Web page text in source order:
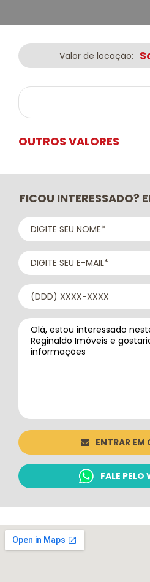
Valor de locação:
OUTROS VALORES
FICOU INTERESSADO?
ENTRAR
FALE PELO